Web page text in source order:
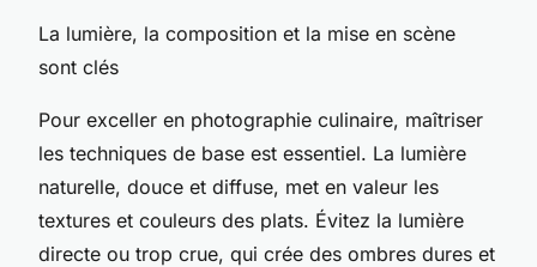
La lumière, la composition et la mise en scène
sont clés
Pour exceller en photographie culinaire, maîtriser
les techniques de base est essentiel. La lumière
naturelle, douce et diffuse, met en valeur les
textures et couleurs des plats. Évitez la lumière
directe ou trop crue, qui crée des ombres dures et